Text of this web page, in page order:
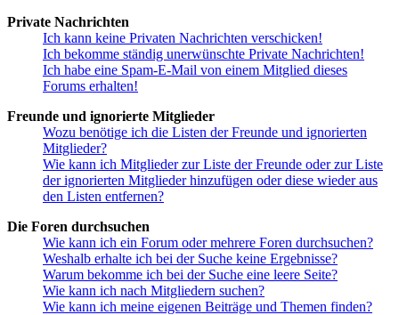
Private Nachrichten
Ich kann keine Privaten Nachrichten verschicken!
Ich bekomme ständig unerwünschte Private Nachrichten!
Ich habe eine Spam-E-Mail von einem Mitglied dieses
Forums erhalten!
Freunde und ignorierte Mitglieder
Wozu benötige ich die Listen der Freunde und ignorierten
Mitglieder?
Wie kann ich Mitglieder zur Liste der Freunde oder zur Liste
der ignorierten Mitglieder hinzufügen oder diese wieder aus
den Listen entfernen?
Die Foren durchsuchen
Wie kann ich ein Forum oder mehrere Foren durchsuchen?
Weshalb erhalte ich bei der Suche keine Ergebnisse?
Warum bekomme ich bei der Suche eine leere Seite?
Wie kann ich nach Mitgliedern suchen?
Wie kann ich meine eigenen Beiträge und Themen finden?